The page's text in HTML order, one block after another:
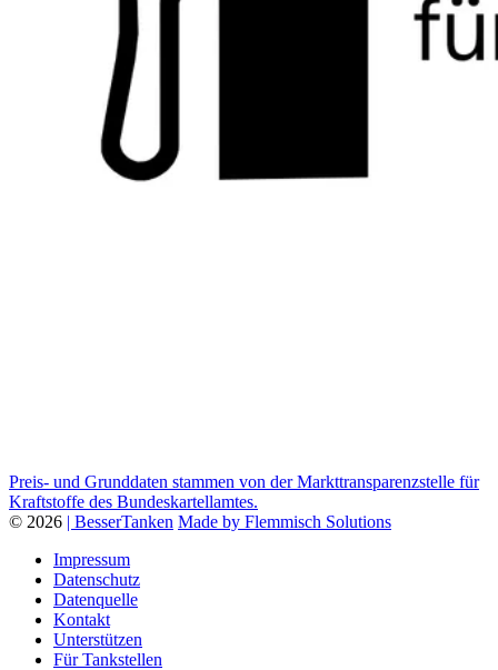
Preis- und Grunddaten stammen von der Markttransparenzstelle für
Kraftstoffe des Bundeskartellamtes.
© 2026 | BesserTanken Made by Flemmisch Solutions
Impressum
Datenschutz
Datenquelle
Kontakt
Unterstützen
Für Tankstellen